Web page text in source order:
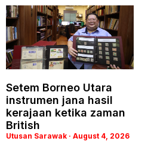
Setem Borneo Utara
instrumen jana hasil
kerajaan ketika zaman
British
Utusan Sarawak August 4, 2026